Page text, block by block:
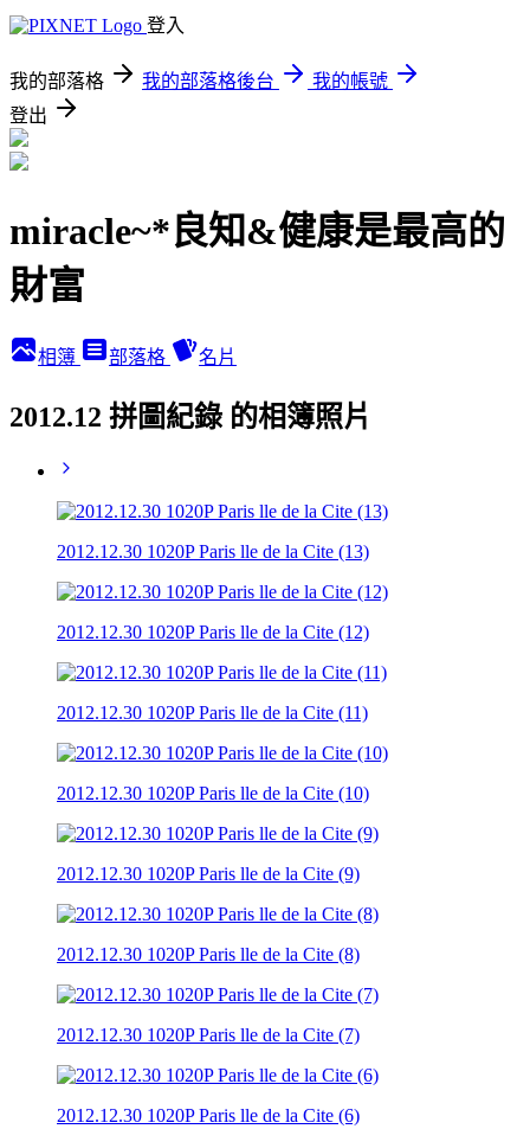
登入
我的部落格 我的部落格後台
我的帳號
登出
miracle~*良知&健康是最高的
財富
相簿 部落格 名片
2012.12 拼圖紀錄 的相簿照片
2012.12.30 1020P Paris lle de la Cite (13)
2012.12.30 1020P Paris lle de la Cite (12)
2012.12.30 1020P Paris lle de la Cite (11)
2012.12.30 1020P Paris lle de la Cite (10)
2012.12.30 1020P Paris lle de la Cite (9)
2012.12.30 1020P Paris lle de la Cite (8)
2012.12.30 1020P Paris lle de la Cite (7)
2012.12.30 1020P Paris lle de la Cite (6)